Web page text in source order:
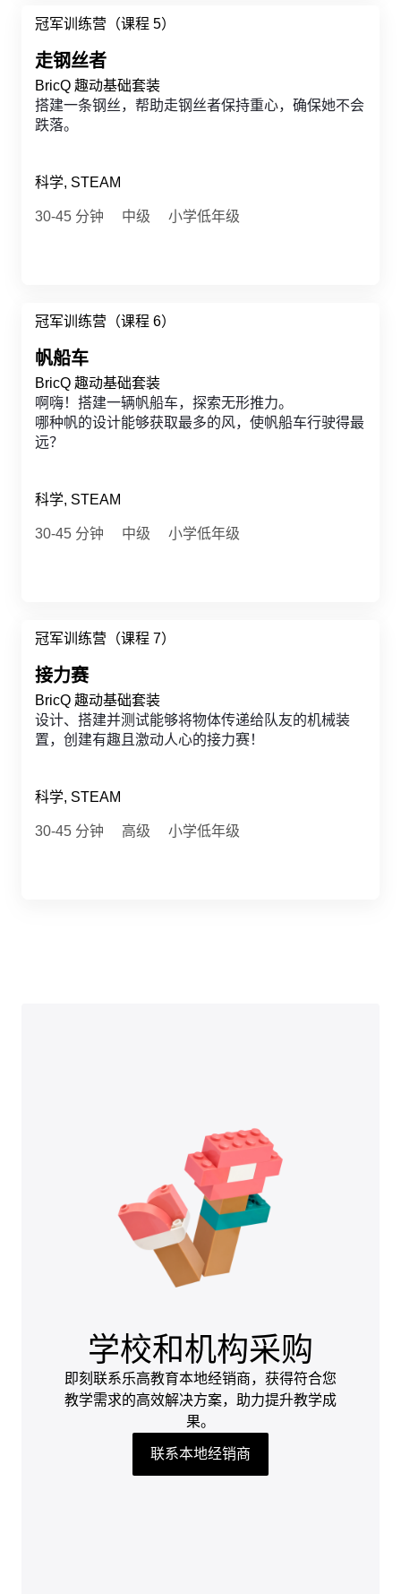
冠军训练营（课程 5）
走钢丝者
BricQ 趣动基础套装
搭建一条钢丝，帮助走钢丝者保持重心，确保她不会
跌落。
科学, STEAM
30-45 分钟 中级 小学低年级
冠军训练营（课程 6）
帆船车
BricQ 趣动基础套装
啊嗨！搭建一辆帆船车，探索无形推力。
哪种帆的设计能够获取最多的风，使帆船车行驶得最
远？
科学, STEAM
30-45 分钟 中级 小学低年级
冠军训练营（课程 7）
接力赛
BricQ 趣动基础套装
设计、搭建并测试能够将物体传递给队友的机械装
置，创建有趣且激动人心的接力赛！
科学, STEAM
30-45 分钟 高级 小学低年级
学校和机构采购
即刻联系乐高教育本地经销商，获得符合您
教学需求的高效解决方案，助力提升教学成
果。
联系本地经销商